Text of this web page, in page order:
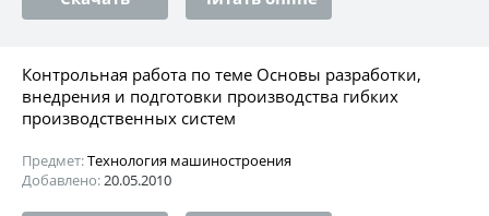
Контрольная работа по теме Основы разработки,
внедрения и подготовки производства гибких
производственных систем
Предмет:Технология машиностроения
Добавлено:20.05.2010